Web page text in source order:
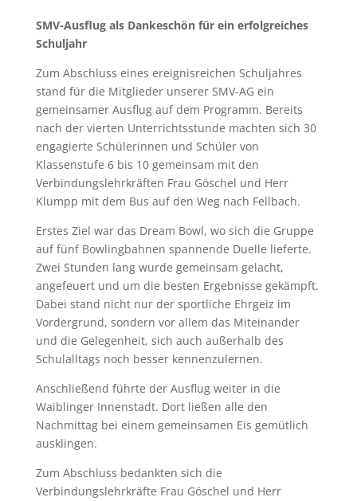
SMV-Ausflug als Dankeschön für ein erfolgreiches
Schuljahr
Zum Abschluss eines ereignisreichen Schuljahres
stand für die Mitglieder unserer SMV-AG ein
gemeinsamer Ausflug auf dem Programm. Bereits
nach der vierten Unterrichtsstunde machten sich 30
engagierte Schülerinnen und Schüler von
Klassenstufe 6 bis 10 gemeinsam mit den
Verbindungslehrkräften Frau Göschel und Herr
Klumpp mit dem Bus auf den Weg nach Fellbach.
Erstes Ziel war das Dream Bowl, wo sich die Gruppe
auf fünf Bowlingbahnen spannende Duelle lieferte.
Zwei Stunden lang wurde gemeinsam gelacht,
angefeuert und um die besten Ergebnisse gekämpft.
Dabei stand nicht nur der sportliche Ehrgeiz im
Vordergrund, sondern vor allem das Miteinander
und die Gelegenheit, sich auch außerhalb des
Schulalltags noch besser kennenzulernen.
Anschließend führte der Ausflug weiter in die
Waiblinger Innenstadt. Dort ließen alle den
Nachmittag bei einem gemeinsamen Eis gemütlich
ausklingen.
Zum Abschluss bedankten sich die
Verbindungslehrkräfte Frau Göschel und Herr